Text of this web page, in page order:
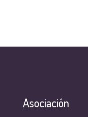
Asociación